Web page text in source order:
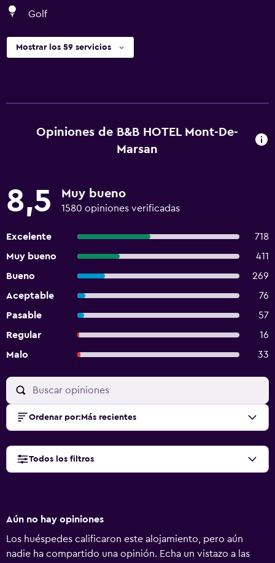
Golf
Mostrar los 59 servicios
Opiniones de B&B HOTEL Mont-De-
Marsan
8,5 Muy bueno
1580 opiniones verificadas
Excelente
718
Muy bueno
411
Bueno
269
Aceptable
76
Pasable
57
Regular
16
Malo
33
Ordenar por: Más recientes
Todos los filtros
Aún no hay opiniones
Los huéspedes calificaron este alojamiento, pero aún
nadie ha compartido una opinión. Echa un vistazo a las